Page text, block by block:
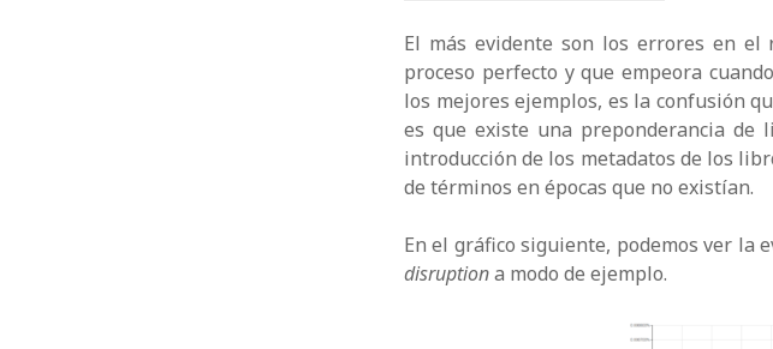
El más evidente son los errores en el
proceso perfecto y que empeora
los mejores ejemplos, es la confusión
es que existe una preponderancia
introducción de los metadatos de los
de términos en épocas que no existían.
En el gráfico siguiente, podemos ver la
disruptiona modo de ejemplo.